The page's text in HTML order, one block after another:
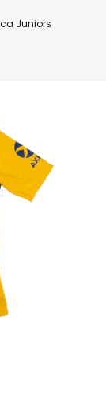
Juniors